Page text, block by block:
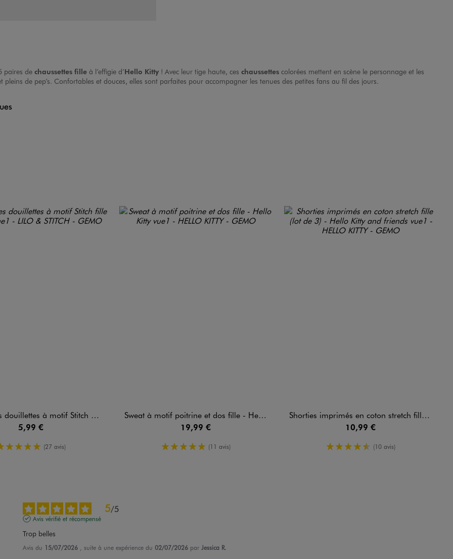
paires de chaussettes fille à l’effigie d’Hello Kitty ! Avec leur tige haute, ces chaussettes colorées mettent en scène le personnage et les
de pep’s. Confortables et douces, elles sont parfaites pour accompagner les tenues des petites fans au fil des jours.
à motif Stitch fille - Disney
5,99 €
5/5 de moyenne
(27 avis)
Sweat à motif poitrine et dos fille - Hello Kitty
19,99 €
5/5 de moyenne
(11 avis)
Shorties imprimés en coton stretch fille (lot de 3) - Hello Kitty and friends
10,99 €
4.5/5 de moyenne
(10 avis)
5/5
Avis vérifié et récompensé
Trop belles
Avis du 15/07/2026 , suite à une expérience du 02/07/2026 par Jessica R.